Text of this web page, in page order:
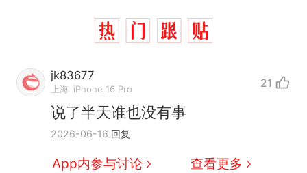
jk83677
上海 iPhone 16 Pro 21
说了半天谁也没有事
2026-06-16 回复
App内参与讨论 查看更多
因老师一句“跟我回家”改写了
人生制裁瓜子饺子，美国怕什
费大厨“全国小炒肉大王”称
号，仅凭视频评出？中国烹饪
协会回应
男子上山采菌偶然发现鸡枞菌
窝，原地守1天等它长大：挖了
140多朵
美国渔民钓获鲨鱼徒手将其拽